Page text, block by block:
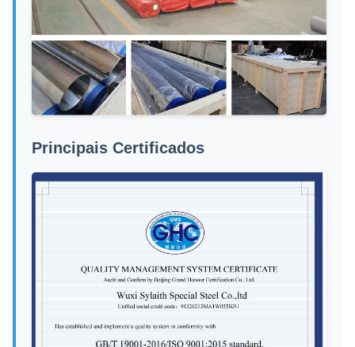
Principais Certificados